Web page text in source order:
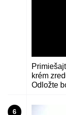
krém
Odložte
6